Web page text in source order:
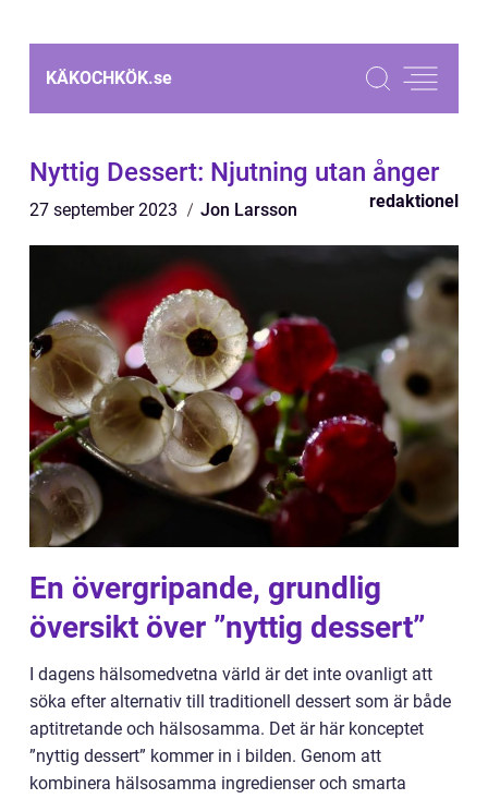
KÄKOCHKÖK.se
Nyttig Dessert: Njutning utan ånger
27 september 2023 Jon Larsson redaktionel
En övergripande, grundlig
översikt över ”nyttig dessert”
I dagens hälsomedvetna värld är det inte ovanligt att
söka efter alternativ till traditionell dessert som är både
aptitretande och hälsosamma. Det är här konceptet
”nyttig dessert” kommer in i bilden. Genom att
kombinera hälsosamma ingredienser och smarta